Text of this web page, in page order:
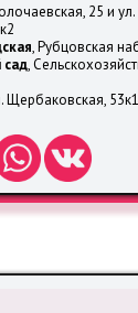
25 и ул.
, Рубцовская
сад,
Щербаковская,